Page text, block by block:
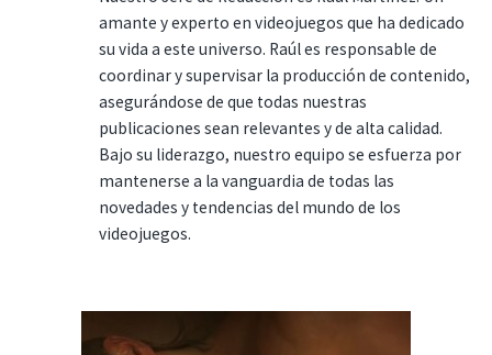
amante y experto en videojuegos que ha dedicado
su vida a este universo. Raúl es responsable de
coordinar y supervisar la producción de contenido,
asegurándose de que todas nuestras
publicaciones sean relevantes y de alta calidad.
Bajo su liderazgo, nuestro equipo se esfuerza por
mantenerse a la vanguardia de todas las
novedades y tendencias del mundo de los
videojuegos.